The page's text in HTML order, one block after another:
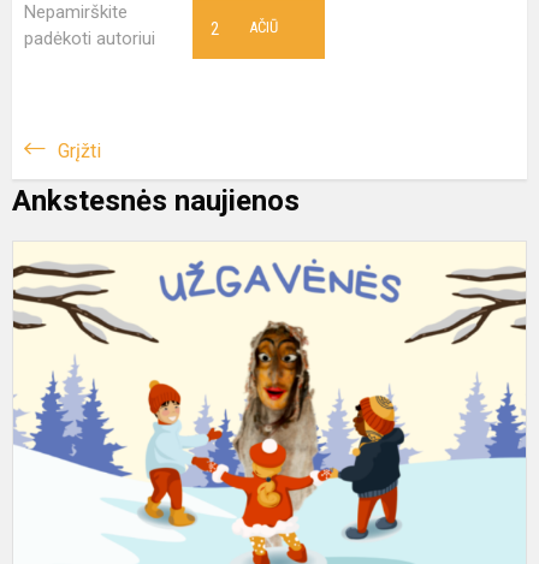
Nepamirškite
padėkoti autoriui
AČIŪ
2
Grįžti
Ankstesnės naujienos